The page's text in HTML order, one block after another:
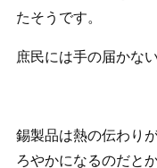
たそうです。
庶民には手の届かな
錫製品は熱の伝わり
ろやかになるのだとか